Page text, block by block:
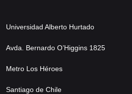
Universidad Alberto Hurtado
Avda. Bernardo O’Higgins 1825
Metro Los Héroes
Santiago de Chile